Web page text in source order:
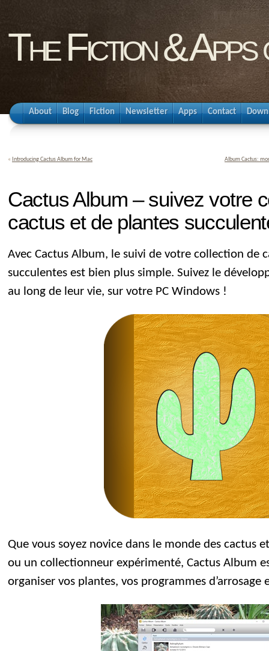
The Fiction &
About Blog Fiction Newsletter Apps Contact
« Introducing Cactus Album for Mac Album Cactus:
Cactus Album – suivez votre
cactus et de plantes
Avec Cactus Album, le suivi de votre collection de
succulentes est bien plus simple. Suivez le
au long de leur vie, sur votre PC Windows !
Que vous soyez novice dans le monde des cactus
ou un collectionneur expérimenté, Cactus Album
organiser vos plantes, vos programmes d’arrosage